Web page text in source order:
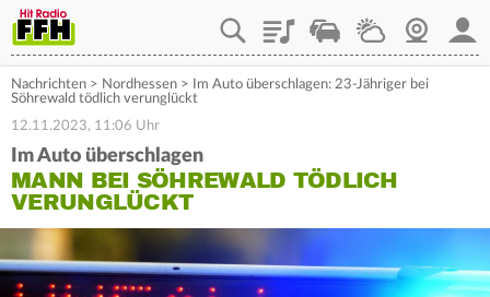
PlaylistStaupilotWetterWebcam
Nachrichten > Nordhessen >
Im Auto überschlagen: 23-Jähriger bei
Söhrewald tödlich verunglückt
12.11.2023, 11:06 Uhr
Im Auto überschlagen
MANN BEI SÖHREWALD TÖDLICH
VERUNGLÜCKT